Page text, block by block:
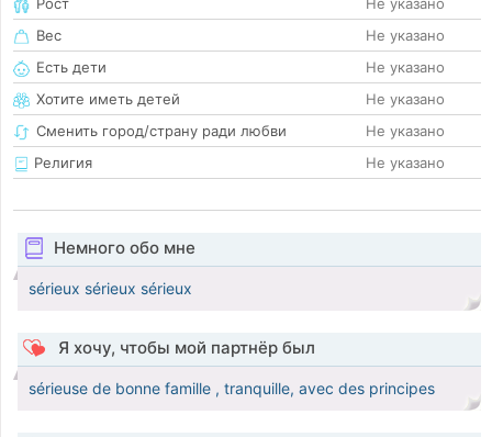
Вес
Не указано
Есть дети
Не указано
Хотите иметь детей
Не указано
Сменить город/страну ради любви
Не указано
Религия
Не указано
Немного обо мне
sérieux sérieux sérieux
Я хочу, чтобы мой партнёр был
sérieuse de bonne famille , tranquille, avec des principes